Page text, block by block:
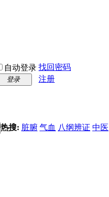
自动登录 找回密码
登录
注册
热搜: 脏腑 气血 八纲辨证 中医